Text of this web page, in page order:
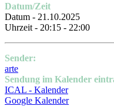
Datum/Zeit
Datum - 21.10.2025
Uhrzeit - 20:15 - 22:00
Sender:
arte
Sendung im Kalender
ICAL - Kalender
Google Kalender